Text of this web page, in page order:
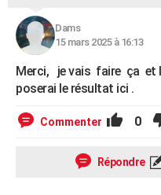
Dams
15 mars 2025 à 16:13
Merci, je vais faire ça et
poserai le résultat ici .
Commenter 0
Répondre